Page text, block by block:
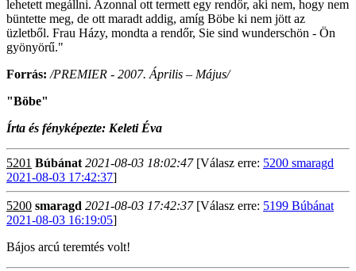
lehetett megállni. Azonnal ott termett egy rendőr, aki nem, hogy nem
büntette meg, de ott maradt addig, amíg Böbe ki nem jött az
üzletből. Frau Házy, mondta a rendőr, Sie sind wunderschön - Ön
gyönyörű."
Forrás: /PREMIER - 2007. Április – Május/
"Böbe"
Írta és fényképezte: Keleti Éva
5201 Búbánat 2021-08-03 18:02:47[Válasz erre: 5200 smaragd
2021-08-03 17:42:37]
5200 smaragd 2021-08-03 17:42:37[Válasz erre: 5199 Búbánat
2021-08-03 16:19:05]
Bájos arcú teremtés volt!